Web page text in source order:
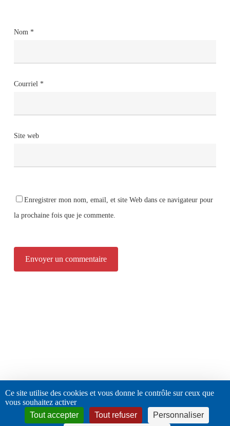
Nom *
Courriel *
Site web
Enregistrer mon nom, email, et site Web dans ce navigateur pour
la prochaine fois que je commente.
instagram
Ce site utilise des cookies et vous donne le contrôle sur ceux que
vous souhaitez activer
Tout accepter
Tout refuser Personnaliser